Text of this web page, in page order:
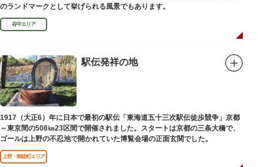
のランドマークとして挙げられる風景でもあります。
谷中エリア
駅伝発祥の地
1917（大正6）年に日本で最初の駅伝「東海道五十三次駅伝徒歩競争」京都
～東京間の508㎞23区間で開催されました。スタートは京都の三条大橋で、
ゴールは上野の不忍池で開かれていた博覧会場の正面玄関でした。
上野・御徒町エリア